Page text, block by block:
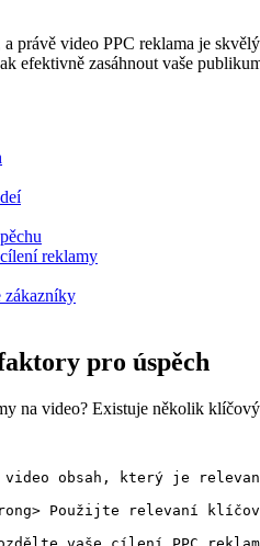
video PPC reklama je
efektivně zasáhnout vaše
reklamy
zákazníky
pro úspěch
na video? Existuje několik
obsah, který je
Použijte relevaní